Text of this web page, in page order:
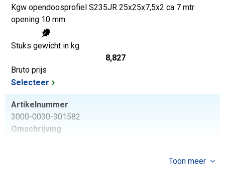
Kgw opendoosprofiel S235JR 25x25x7,5x2 ca 7 mtr
opening 10 mm
Stuks gewicht in kg
8,827
Bruto prijs
Selecteer
Artikelnummer
3000-0030-301582
Omschrijving
Toon meer